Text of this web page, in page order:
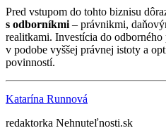
Pred vstupom do tohto biznisu
s odborníkmi – právnikmi,
realitkami. Investícia do odborného
v podobe vyššej právnej istoty a
povinností.
Katarína Runnová
redaktorka Nehnuteľnosti.sk